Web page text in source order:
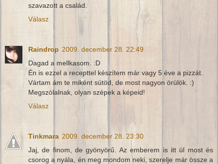
szavazott a család.
Válasz
Raindrop 2009. december 28. 22:49
Dagad a mellkasom. :D
Én is ezzel a recepttel készítem már vagy 5 éve a pizzát.
Vártam ám te miként sütöd, de most nagyon örülök. :)
Megszólalnak, olyan szépek a képeid!
Válasz
Tinkmara 2009. december 28. 23:30
Jaj, de finom, de gyönyörű. Az emberem is itt ül most és
csorog a nyála, én meg mondom neki, szerelje már össze a